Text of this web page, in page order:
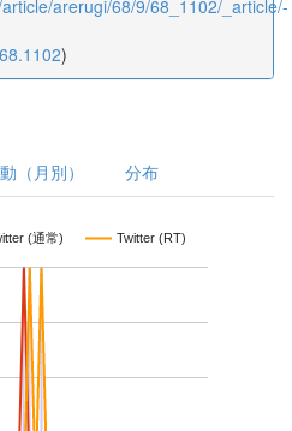
arerugi/68/9/68_1102/_article/-
)
（月別） 分布
(通常) Twitter (RT)